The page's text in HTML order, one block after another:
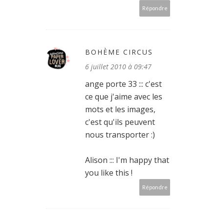
Répondre
BOHÈME CIRCUS
6 juillet 2010 à 09:47
ange porte 33 ::: c'est
ce que j'aime avec les
mots et les images,
c'est qu'ils peuvent
nous transporter :)
Alison ::: I'm happy that
you like this !
Répondre